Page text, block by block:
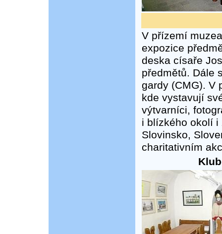
V přízemí
expozice
deska císaře
předmětů. Dále
gardy (CMG). V
kde vystavují
výtvarníci,
i blízkého okolí i
Slovinsko,
charitativním